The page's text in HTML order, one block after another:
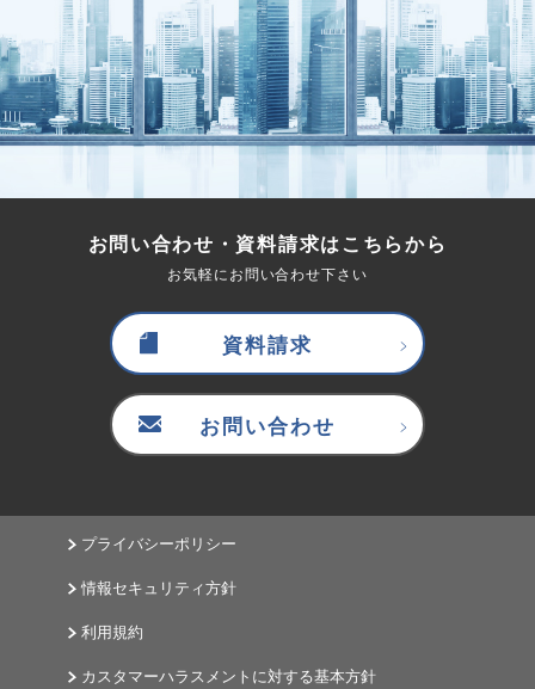
お問い合わせ・資料請求はこちらから
お気軽にお問い合わせ下さい
資料請求
お問い合わせ
プライバシーポリシー
情報セキュリティ方針
利用規約
カスタマーハラスメントに対する基本方針